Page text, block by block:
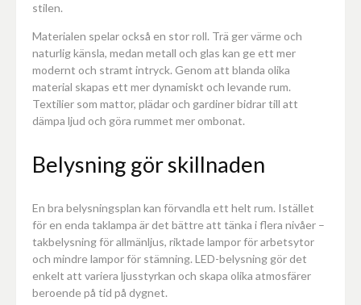
stilen.
Materialen spelar också en stor roll. Trä ger värme och
naturlig känsla, medan metall och glas kan ge ett mer
modernt och stramt intryck. Genom att blanda olika
material skapas ett mer dynamiskt och levande rum.
Textilier som mattor, plädar och gardiner bidrar till att
dämpa ljud och göra rummet mer ombonat.
Belysning gör skillnaden
En bra belysningsplan kan förvandla ett helt rum. Istället
för en enda taklampa är det bättre att tänka i flera nivåer –
takbelysning för allmänljus, riktade lampor för arbetsytor
och mindre lampor för stämning. LED-belysning gör det
enkelt att variera ljusstyrkan och skapa olika atmosfärer
beroende på tid på dygnet.